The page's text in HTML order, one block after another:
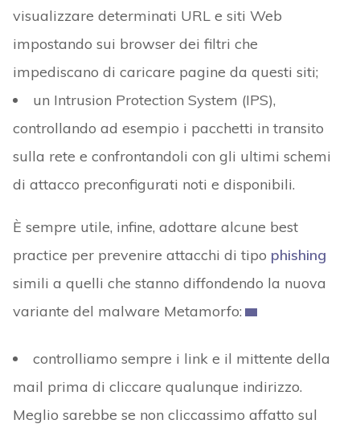
visualizzare determinati URL e siti Web
impostando sui browser dei filtri che
impediscano di caricare pagine da questi siti;
un Intrusion Protection System (IPS),
controllando ad esempio i pacchetti in transito
sulla rete e confrontandoli con gli ultimi schemi
di attacco preconfigurati noti e disponibili.
È sempre utile, infine, adottare alcune best
practice per prevenire attacchi di tipo phishing
simili a quelli che stanno diffondendo la nuova
variante del malware Metamorfo:
controlliamo sempre i link e il mittente della
mail prima di cliccare qualunque indirizzo.
Meglio sarebbe se non cliccassimo affatto sul